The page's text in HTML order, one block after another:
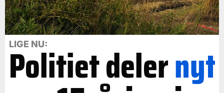
LIGE NU:
Politiet delernyt